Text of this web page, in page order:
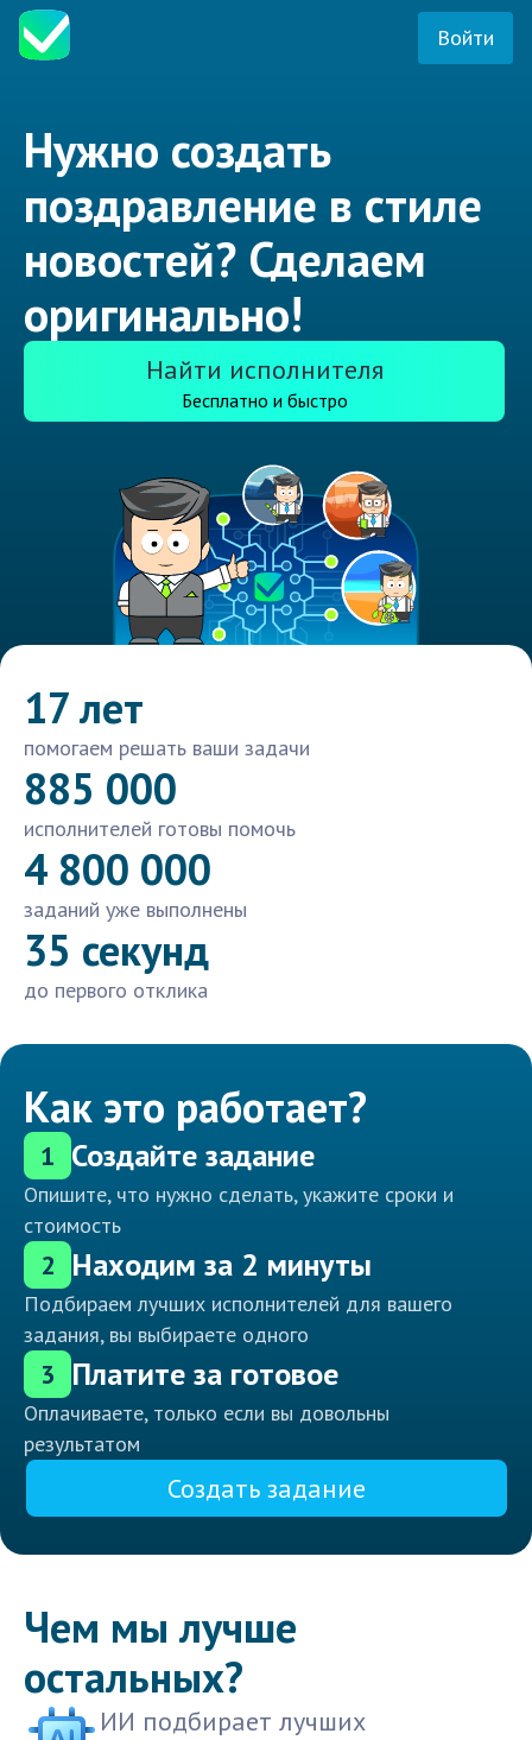
Войти
Нужно создать
поздравление в стиле
новостей? Сделаем
оригинально!
Найти исполнителя
Бесплатно и быстро
17 лет
помогаем решать ваши задачи
885 000
исполнителей готовы помочь
4 800 000
заданий уже выполнены
35 секунд
до первого отклика
Как это работает?
1 Создайте задание
Опишите, что нужно сделать, укажите сроки и
стоимость
2 Находим за 2 минуты
Подбираем лучших исполнителей для вашего
задания, вы выбираете одного
3 Платите за готовое
Оплачиваете, только если вы довольны
результатом
Создать задание
Чем мы лучше
остальных?
ИИ подбирает лучших